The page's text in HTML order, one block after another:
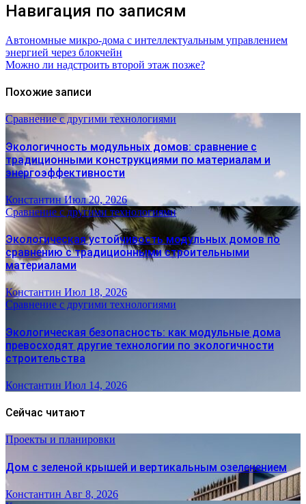
Навигация по записям
Автономные микро-дома с интеллектуальным управлением
энергией через блокчейн
Можно ли надстроить второй этаж позже?
Похожие записи
Сравнение с другими технологиями
Экологичность модульных домов: сравнение с
традиционными конструкциями по материалам и
энергоэффективности
КонстантинИюл 20, 2026
Сравнение с другими технологиями
Экологическая устойчивость модульных домов по
сравнению с традиционными строительными
материалами
Константин Июл 18, 2026
Сравнение с другими технологиями
Экологическая безопасность: как модульные дома
превосходят другие технологии по экологичности
строительства
Константин Июл 14, 2026
Сейчас читают
Проекты и планировки
Дом с зеленой крышей и вертикальным озеленением
Константин Авг 8, 2026